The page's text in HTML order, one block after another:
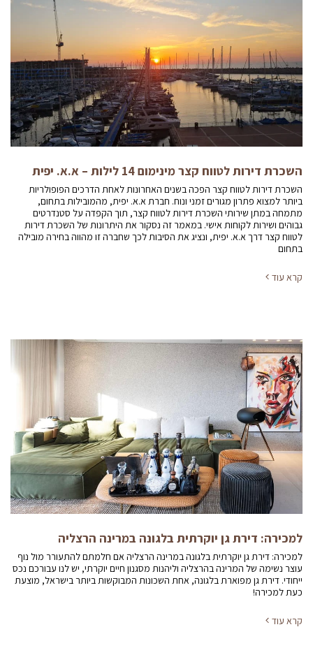
השכרת דירות לטווח קצר מינימום 14 לילות – א.א. יפית
השכרת דירות לטווח קצר הפכה בשנים האחרונות לאחת הדרכים הפופולריות
ביותר למצוא פתרון מגורים זמני ונוח. חברת א.א. יפית, מהמובילות בתחום,
מתמחה במתן שירותי השכרת דירות לטווח קצר, תוך הקפדה על סטנדרטים
גבוהים ושירות לקוחות אישי. במאמר זה נסקור את היתרונות של השכרת דירות
לטווח קצר דרך א.א. יפית, ונציג את הסיבות לכך שחברה זו מהווה בחירה מובילה
בתחום
קרא עוד
למכירה: דירת גן יוקרתית בלגונה במרינה הרצליה
למכירה: דירת גן יוקרתית בלגונה במרינה הרצליה אם חלמתם להתעורר מול נוף
עוצר נשימה של המרינה בהרצליה וליהנות מסגנון חיים יוקרתי, יש לנו עבורכם נכס
ייחודי. דירת גן מפוארת בלגונה, אחת השכונות המבוקשות ביותר בישראל, מוצעת
כעת למכירה!
קרא עוד